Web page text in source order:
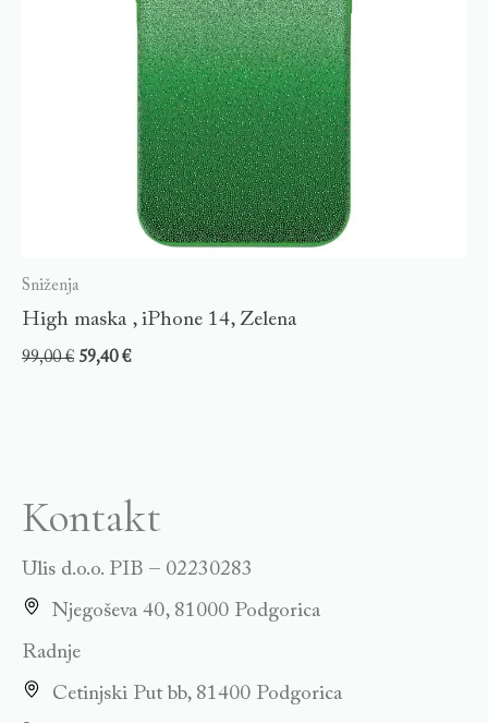
Sniženja
High maska , iPhone 14, Zelena
99,00€ 59,40€
Kontakt
Ulis d.o.o. PIB – 02230283
Njegoševa 40, 81000 Podgorica
Radnje
Cetinjski Put bb, 81400 Podgorica